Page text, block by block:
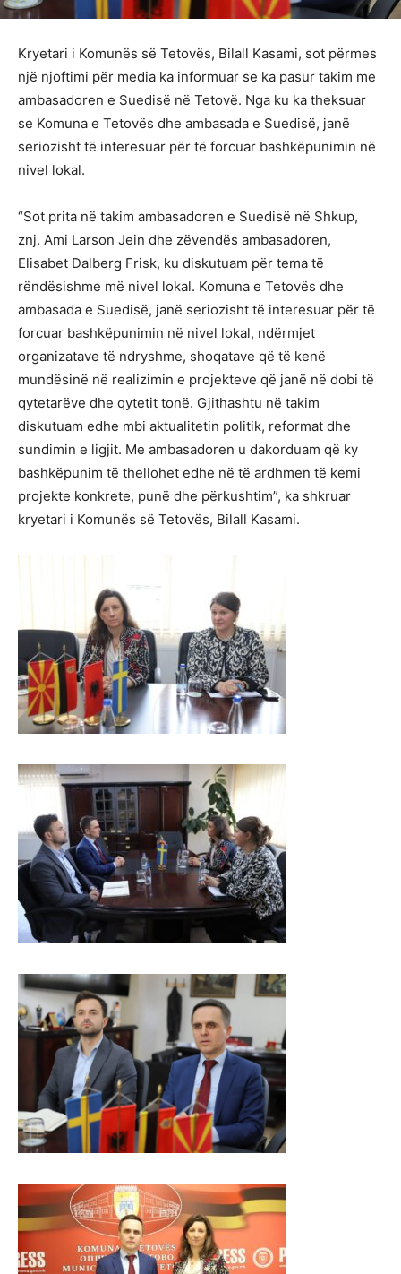
Kryetari i Komunës së Tetovës, Bilall Kasami, sot përmes
një njoftimi për media ka informuar se ka pasur takim me
ambasadoren e Suedisë në Tetovë. Nga ku ka theksuar
se Komuna e Tetovës dhe ambasada e Suedisë, janë
seriozisht të interesuar për të forcuar bashkëpunimin në
nivel lokal.
“Sot prita në takim ambasadoren e Suedisë në Shkup,
znj. Ami Larson Jein dhe zëvendës ambasadoren,
Elisabet Dalberg Frisk, ku diskutuam për tema të
rëndësishme më nivel lokal. Komuna e Tetovës dhe
ambasada e Suedisë, janë seriozisht të interesuar për të
forcuar bashkëpunimin në nivel lokal, ndërmjet
organizatave të ndryshme, shoqatave që të kenë
mundësinë në realizimin e projekteve që janë në dobi të
qytetarëve dhe qytetit tonë. Gjithashtu në takim
diskutuam edhe mbi aktualitetin politik, reformat dhe
sundimin e ligjit. Me ambasadoren u dakorduam që ky
bashkëpunim të thellohet edhe në të ardhmen të kemi
projekte konkrete, punë dhe përkushtim”, ka shkruar
kryetari i Komunës së Tetovës, Bilall Kasami.